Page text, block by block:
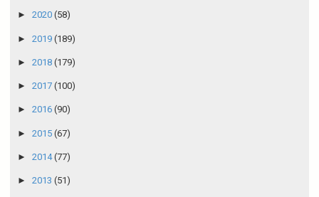
► 2020 (58)
► 2019 (189)
► 2018 (179)
► 2017 (100)
► 2016 (90)
► 2015 (67)
► 2014(77)
► 2013 (51)